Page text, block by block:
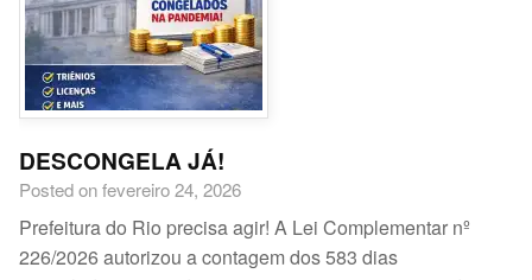
DESCONGELA JÁ!
Posted on fevereiro 24, 2026
Prefeitura do Rio precisa agir! A Lei Complementar nº
226/2026 autorizou a contagem dos 583 dias